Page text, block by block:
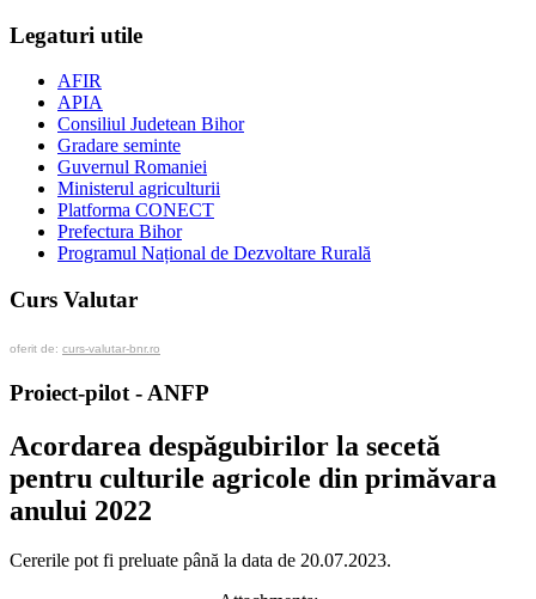
Legaturi utile
AFIR
APIA
Consiliul Judetean Bihor
Gradare seminte
Guvernul Romaniei
Ministerul agriculturii
Platforma CONECT
Prefectura Bihor
Programul Național de Dezvoltare Rurală
Curs Valutar
oferit de: curs-valutar-bnr.ro
Proiect-pilot - ANFP
Acordarea despăgubirilor la secetă
pentru culturile agricole din primăvara
anului 2022
Cererile pot fi preluate până la data de 20.07.2023.